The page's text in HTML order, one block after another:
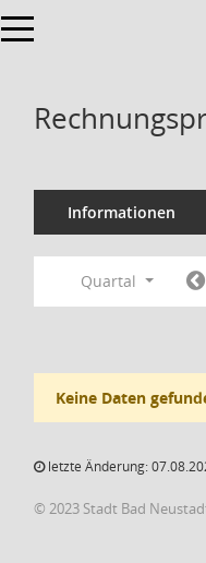
Toggle navigation
Informationen
Quartal
Keine Daten
letzte Änderung:
© 2023 Stadt Bad